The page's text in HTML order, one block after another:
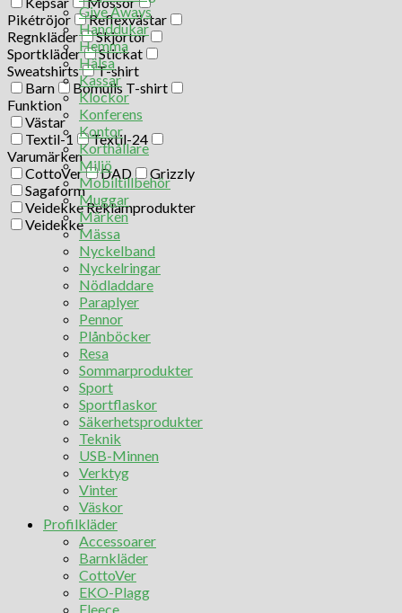
Pikétröjor
Reflexvästar
Regnkläder
Skjortor
Sportkläder
Stickat
Sweatshirts
T-shirt
Barn
Bomulls T-shirt
Funktion
Västar
Textil-1
Textil-24
Varumärken
CottoVer
DAD
Grizzly
Sagaform
Veidekke Reklamprodukter
Veidekke
Give Aways
Handdukar
Hemma
Hälsa
Kassar
Klockor
Konferens
Kontor
Korthållare
Miljö
Mobiltillbehör
Muggar
Märken
Mässa
Nyckelband
Nyckelringar
Nödladdare
Paraplyer
Pennor
Plånböcker
Resa
Sommarprodukter
Sport
Sportflaskor
Säkerhetsprodukter
Teknik
USB-Minnen
Verktyg
Vinter
Väskor
Profilkläder
Accessoarer
Barnkläder
CottoVer
EKO-Plagg
Fleece